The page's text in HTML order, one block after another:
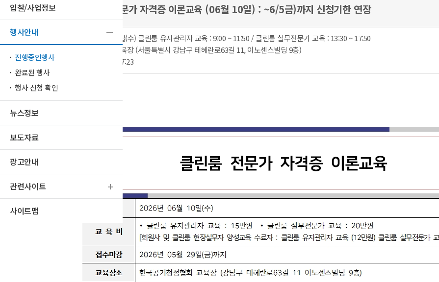
입찰/사업정보
행사안내
진행중인행사
완료된 행사
행사 신청 확인
뉴스정보
보도자료
광고안내
관련사이트
사이트맵
2026년도 클린룸 전문가 자격증 이론교육 (06월 10일) : ~6/5금)까지 신청기한 연장
2026년 06월 10일(수) 클린룸 유지관리자 교육 : 9:00 ~ 11:50 / 클린룸 실무전문가 교육 : 13:30 ~ 17:50
한국공기청정협회 교육장 (서울특별시 강남구 테헤란로63길 11, 이노센스빌딩 9층)
등록일시
2026-05-08 15:57:23